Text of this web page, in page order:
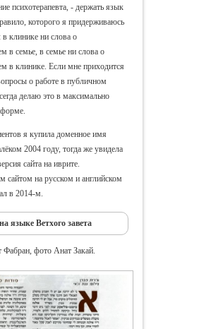
психотерапевта, - держать язык
которого я придерживаюсь
в клинике ни слова о
в семье, в семье ни слова о
в клинике. Если мне приходится
о работе в публичном
делаю это в максимально
я купила доменное имя
2004 году, тогда же увидела
сайта на иврите.
сайтом на русском и английском
в 2014-м.
языке Ветхого завета
Фабран, фото Анат Закай.